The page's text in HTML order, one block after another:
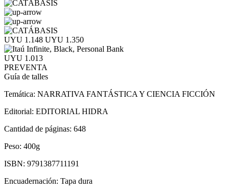
UYU 1.148 UYU 1.350
UYU 1.013
PREVENTA
Guía de talles
Temática: NARRATIVA FANTÁSTICA Y CIENCIA FICCIÓN
Editorial: EDITORIAL HIDRA
Cantidad de páginas: 648
Peso: 400g
ISBN: 9791387711191
Encuadernación: Tapa dura